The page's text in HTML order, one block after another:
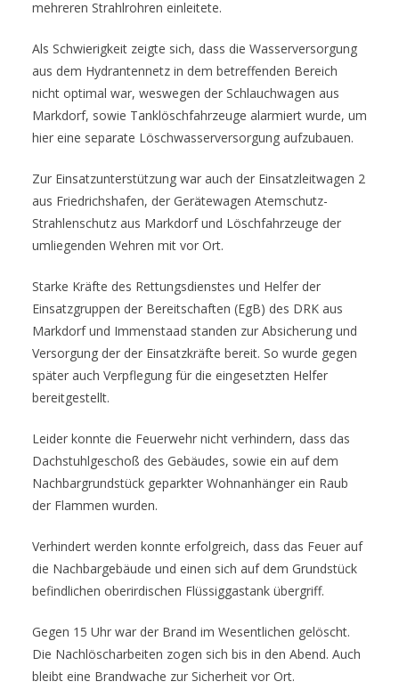
mehreren Strahlrohren einleitete.
Als Schwierigkeit zeigte sich, dass die Wasserversorgung
aus dem Hydrantennetz in dem betreffenden Bereich
nicht optimal war, weswegen der Schlauchwagen aus
Markdorf, sowie Tanklöschfahrzeuge alarmiert wurde, um
hier eine separate Löschwasserversorgung aufzubauen.
Zur Einsatzunterstützung war auch der Einsatzleitwagen 2
aus Friedrichshafen, der Gerätewagen Atemschutz-
Strahlenschutz aus Markdorf und Löschfahrzeuge der
umliegenden Wehren mit vor Ort.
Starke Kräfte des Rettungsdienstes und Helfer der
Einsatzgruppen der Bereitschaften (EgB) des DRK aus
Markdorf und Immenstaad standen zur Absicherung und
Versorgung der der Einsatzkräfte bereit. So wurde gegen
später auch Verpflegung für die eingesetzten Helfer
bereitgestellt.
Leider konnte die Feuerwehr nicht verhindern, dass das
Dachstuhlgeschoß des Gebäudes, sowie ein auf dem
Nachbargrundstück geparkter Wohnanhänger ein Raub
der Flammen wurden.
Verhindert werden konnte erfolgreich, dass das Feuer auf
die Nachbargebäude und einen sich auf dem Grundstück
befindlichen oberirdischen Flüssiggastank übergriff.
Gegen 15 Uhr war der Brand im Wesentlichen gelöscht.
Die Nachlöscharbeiten zogen sich bis in den Abend. Auch
bleibt eine Brandwache zur Sicherheit vor Ort.